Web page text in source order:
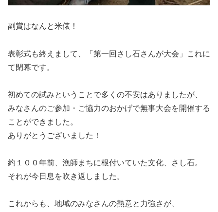
副賞はなんと米俵！
表彰式も終えまして、「第一回さし石さんが大会」これに
て閉幕です。
初めての試みということで多くの不安はありましたが、
みなさんのご参加・ご協力のおかげで無事大会を開催する
ことができました。
ありがとうございました！
約１００年前、漁師まちに根付いていた文化、さし石。
それが今日息を吹き返しました。
これからも、地域のみなさんの熱意と力強さが、